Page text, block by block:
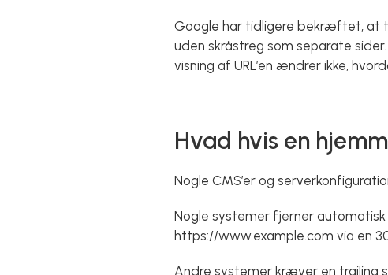
Google har tidligere bekræftet, at
uden skråstreg som separate
visning af URL’en ændrer ikke,
Hvad hvis en
Nogle CMS’er og
Nogle systemer fjerner
https://www.example.com via en
Andre systemer kræver en trailing